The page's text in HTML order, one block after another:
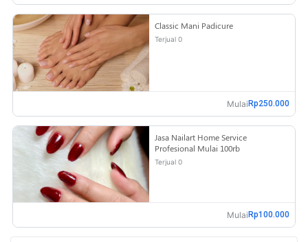
Classic Mani Padicure
Terjual 0
MulaiRp250.000
Jasa Nailart Home Service
Profesional Mulai 100rb
Terjual 0
Mulai Rp100.000